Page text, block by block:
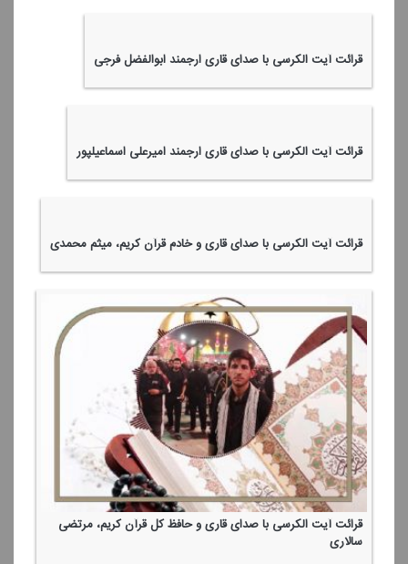
قرائت آیت الكرسی با صدای قاری ارجمند ابوالفضل فرجی
قرائت آیت الكرسی با صدای قاری ارجمند امیرعلی اسماعیلپور
قرائت آیت الكرسی با صدای قاری و خادم قرآن كریم، میثم محمدی
قرائت آیت الكرسی با صدای قاری و حافظ كل قرآن كریم، مرتضی
سالاری